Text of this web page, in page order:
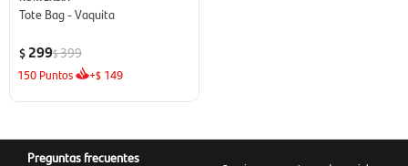
Tote Bag - Vaquita
$ 299$399
150 Puntos +$ 149
Preguntas frecuentes